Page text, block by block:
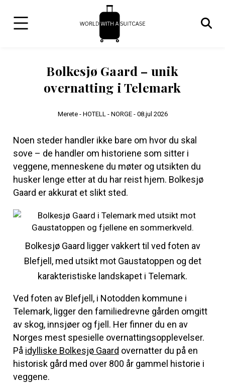
Bolkesjø Gaard – unik
overnatting i Telemark
Merete - HOTELL - NORGE - 08.jul 2026
Noen steder handler ikke bare om hvor du skal
sove – de handler om historiene som sitter i
veggene, menneskene du møter og utsikten du
husker lenge etter at du har reist hjem. Bolkesjø
Gaard er akkurat et slikt sted.
Bolkesjø Gaard ligger vakkert til ved foten av
Blefjell, med utsikt mot Gaustatoppen og det
karakteristiske landskapet i Telemark.
Ved foten av Blefjell, i Notodden kommune i
Telemark, ligger den familiedrevne gården omgitt
av skog, innsjøer og fjell. Her finner du en av
Norges mest spesielle overnattingsopplevelser.
På idylliske Bolkesjø Gaard overnatter du på en
historisk gård med over 800 år gammel historie i
veggene.